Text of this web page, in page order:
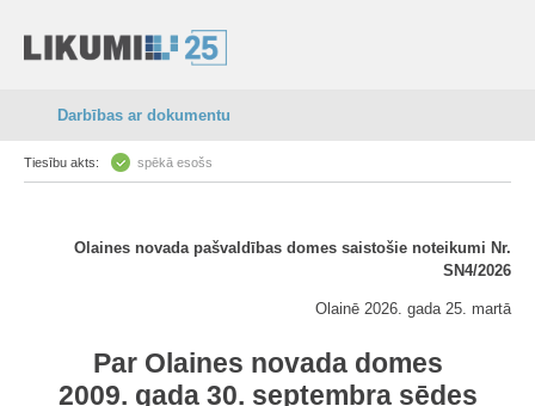
Darbības ar dokumentu
Tiesību akts: spēkā esošs
Olaines novada pašvaldības domes saistošie noteikumi Nr.
SN4/2026
Olainē 2026. gada 25. martā
Par Olaines novada domes
2009. gada 30. septembra sēdes